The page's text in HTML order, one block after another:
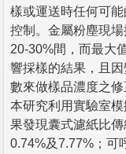
樣或運送時任何可
控制。金屬粉塵現
20-30%間，而最大
響採樣的結果，且
數來做樣品濃度之修
本研究利用實驗室
果發現囊式濾紙比
0.74%及7.77%；可